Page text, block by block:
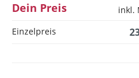
Dein Preis inkl.
Einzelpreis